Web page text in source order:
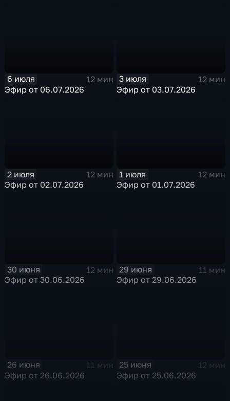
6 июля
12 мин
Эфир от 06.07.2026
3 июля
12 мин
Эфир от 03.07.2026
2 июля
12 мин
Эфир от 02.07.2026
1 июля
12 мин
Эфир от 01.07.2026
30 июня
12 мин
Эфир от 30.06.2026
29 июня
11 мин
Эфир от 29.06.2026
26 июня
11 мин
Эфир от 26.06.2026
25 июня
12 мин
Эфир от 25.06.2026